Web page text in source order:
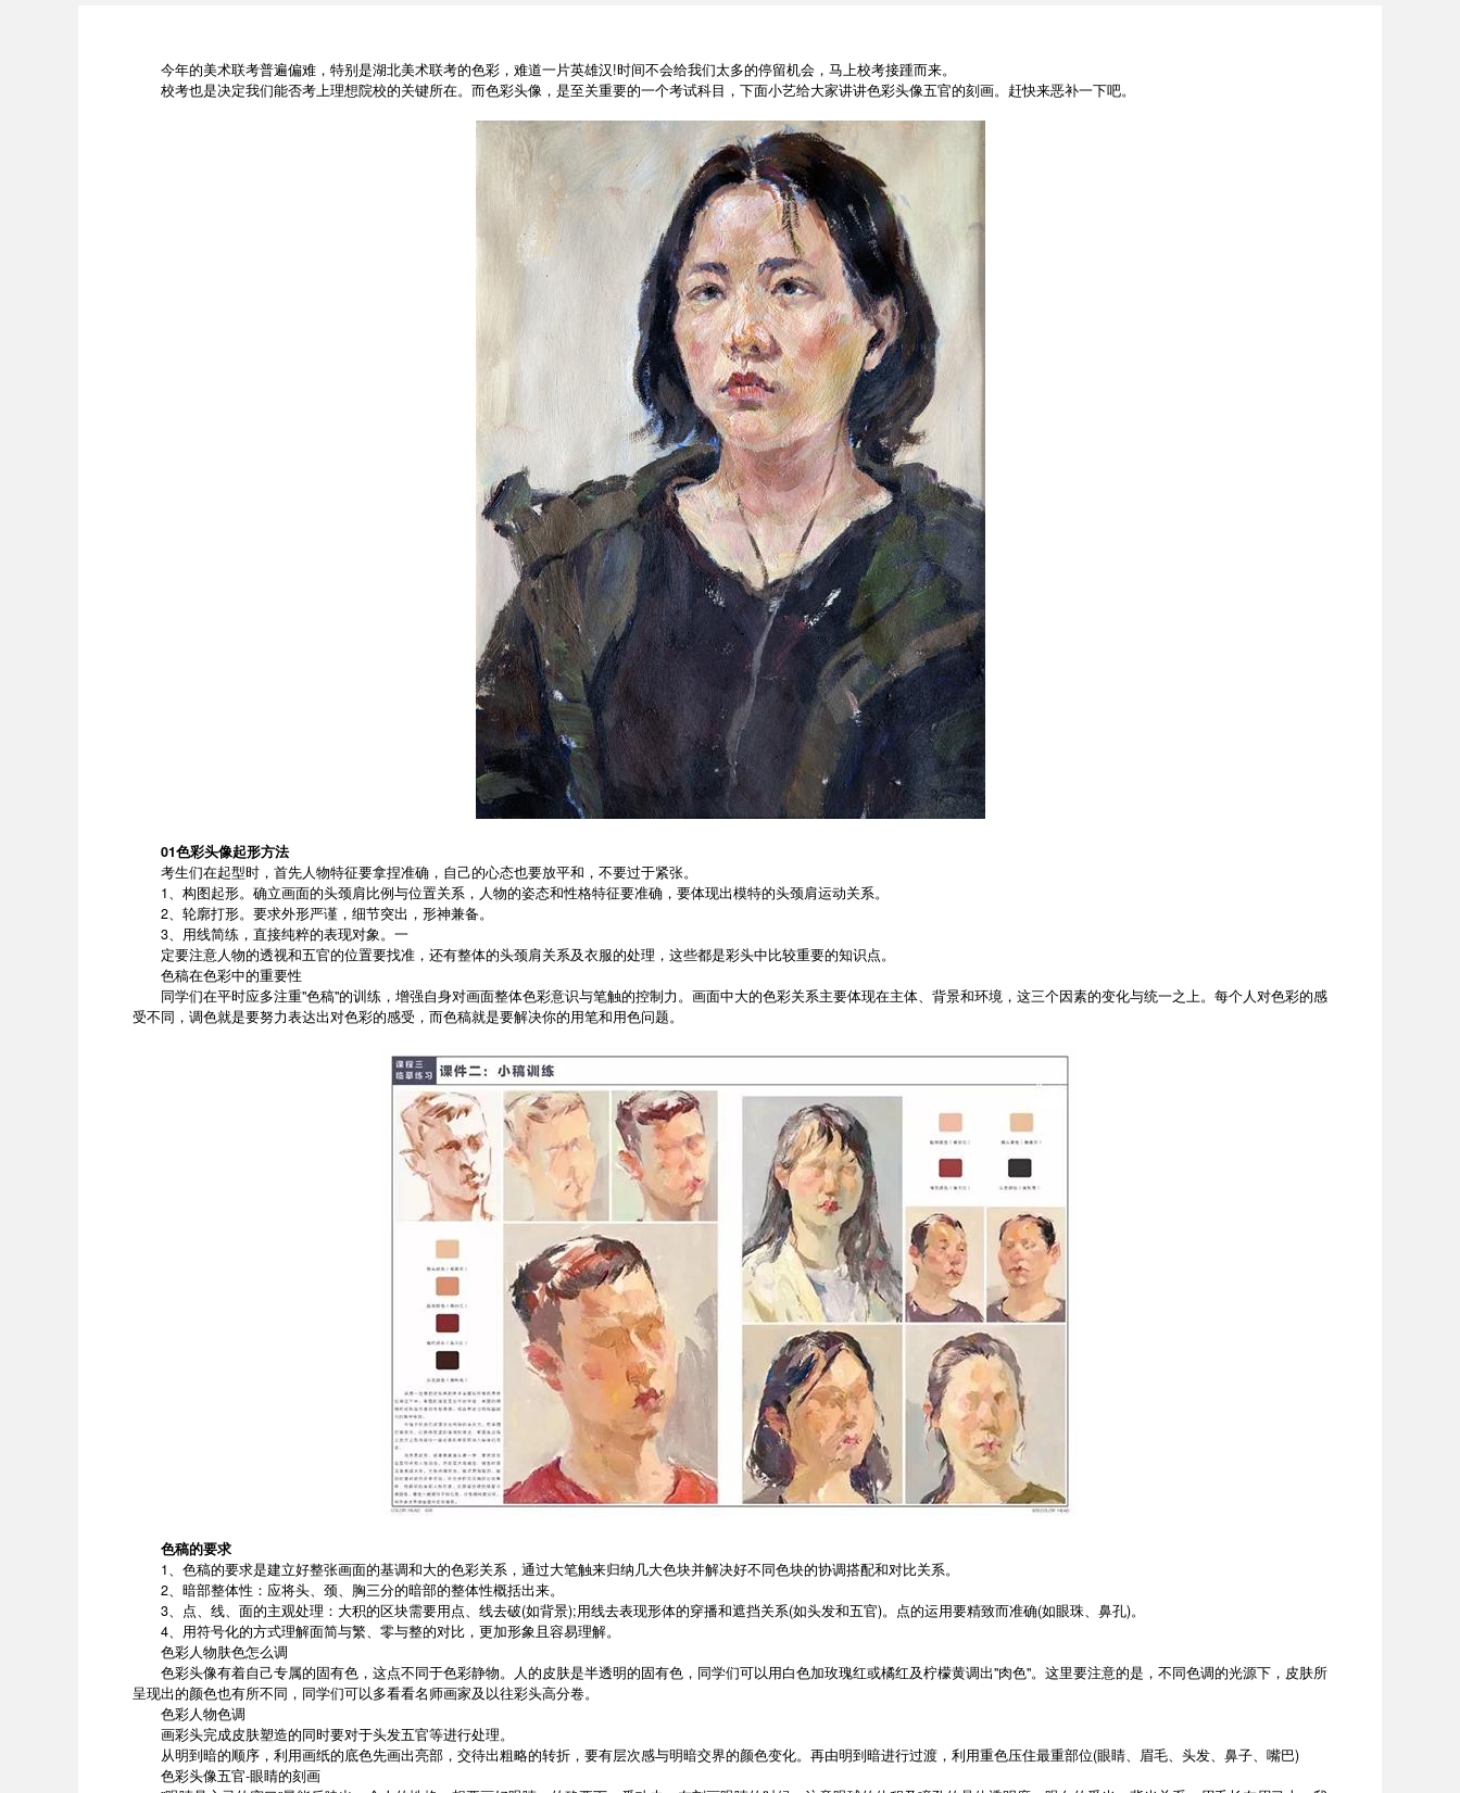
今年的美术联考普遍偏难，特别是湖北美术联考的色彩，难道一片英雄汉!时间不会给我们太多的停留机会，马上校考接踵而来。
校考也是决定我们能否考上理想院校的关键所在。而色彩头像，是至关重要的一个考试科目，下面小艺给大家讲讲色彩头像五官的刻画。赶快来恶补一下吧。
01色彩头像起形方法
考生们在起型时，首先人物特征要拿捏准确，自己的心态也要放平和，不要过于紧张。
1、构图起形。确立画面的头颈肩比例与位置关系，人物的姿态和性格特征要准确，要体现出模特的头颈肩运动关系。
2、轮廓打形。要求外形严谨，细节突出，形神兼备。
3、用线简练，直接纯粹的表现对象。一
定要注意人物的透视和五官的位置要找准，还有整体的头颈肩关系及衣服的处理，这些都是彩头中比较重要的知识点。
色稿在色彩中的重要性
同学们在平时应多注重"色稿"的训练，增强自身对画面整体色彩意识与笔触的控制力。画面中大的色彩关系主要体现在主体、背景和环境，这三个因素的变化与统一之上。每个人对色彩的感
受不同，调色就是要努力表达出对色彩的感受，而色稿就是要解决你的用笔和用色问题。
色稿的要求
1、色稿的要求是建立好整张画面的基调和大的色彩关系，通过大笔触来归纳几大色块并解决好不同色块的协调搭配和对比关系。
2、暗部整体性：应将头、颈、胸三分的暗部的整体性概括出来。
3、点、线、面的主观处理：大积的区块需要用点、线去破(如背景);用线去表现形体的穿播和遮挡关系(如头发和五官)。点的运用要精致而准确(如眼珠、鼻孔)。
4、用符号化的方式理解面简与繁、零与整的对比，更加形象且容易理解。
色彩人物肤色怎么调
色彩头像有着自己专属的固有色，这点不同于色彩静物。人的皮肤是半透明的固有色，同学们可以用白色加玫瑰红或橘红及柠檬黄调出"肉色"。这里要注意的是，不同色调的光源下，皮肤所
呈现出的颜色也有所不同，同学们可以多看看名师画家及以往彩头高分卷。
色彩人物色调
画彩头完成皮肤塑造的同时要对于头发五官等进行处理。
从明到暗的顺序，利用画纸的底色先画出亮部，交待出粗略的转折，要有层次感与明暗交界的颜色变化。再由明到暗进行过渡，利用重色压住最重部位(眼睛、眉毛、头发、鼻子、嘴巴)
色彩头像五官-眼睛的刻画